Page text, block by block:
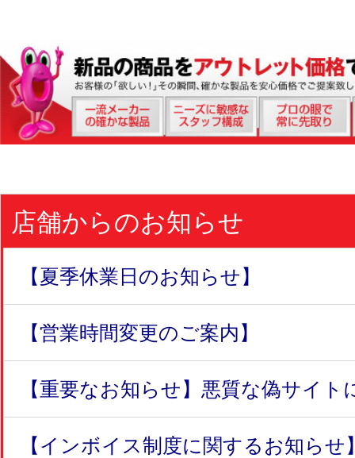
店舗からのお知らせ
【夏季休業日のお知らせ】
【営業時間変更のご案内】
【重要なお知らせ】悪質な偽サイト
【インボイス制度に関するお知らせ